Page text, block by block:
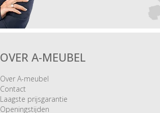
OVER A-MEUBEL
Over A-meubel
Contact
Laagste prijsgarantie
Openingstijden